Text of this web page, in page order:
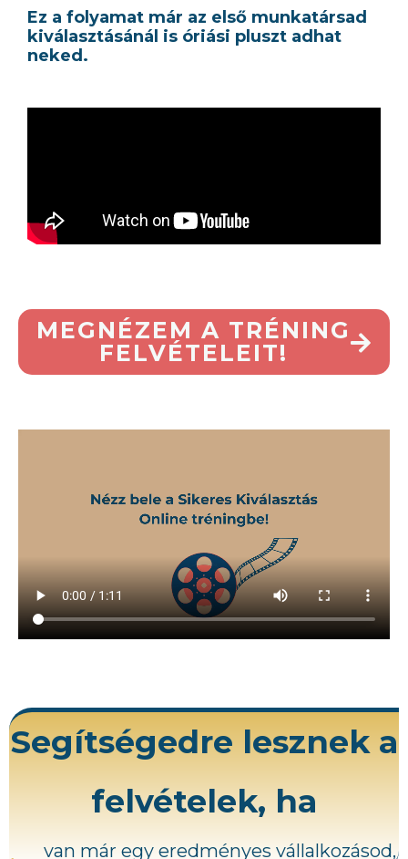
Ez a folyamat már az első munkatársad
kiválasztásánál is óriási pluszt adhat
neked.
MEGNÉZEM A TRÉNING
FELVÉTELEIT!
Segítségedre lesznek a
felvételek, ha
van már egy eredményes vállalkozásod,